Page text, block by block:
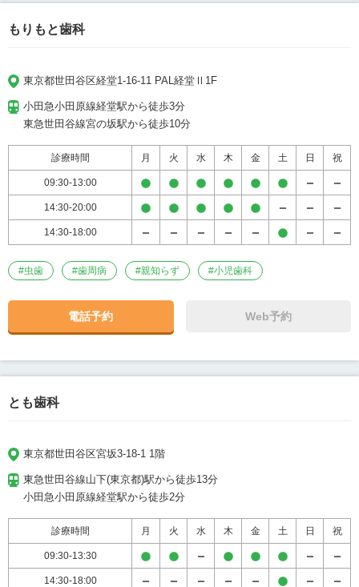
もりもと歯科
東京都世田谷区経堂1-16-11 PAL経堂Ⅱ1F
小田急小田原線経堂駅から徒歩3分
東急世田谷線宮の坂駅から徒歩10分
診療時間 月 火 水 木 金 土 日 祝
09:30-13:00
14:30-20:00
14:30-18:00
#虫歯 #歯周病 #親知らず #小児歯科
電話予約 Web予約
とも歯科
東京都世田谷区宮坂3-18-1 1階
東急世田谷線山下(東京都)駅から徒歩13分
小田急小田原線経堂駅から徒歩2分
診療時間 月 火 水 木 金 土 日 祝
09:30-13:30
14:30-18:00